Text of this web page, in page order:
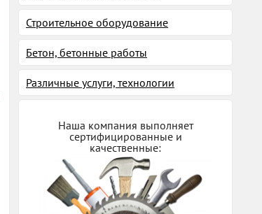
Строительное оборудование
Бетон, бетонные работы
Различные услуги, технологии
Наша компания выполняет
сертифицированные и
качественные: